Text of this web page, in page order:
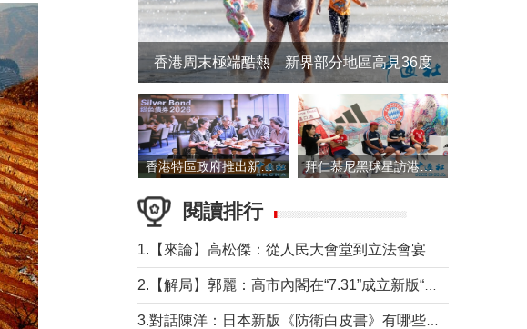
香港周末極端酷熱 新界部分地區高見36度
香港特區政府推出新一批銀色債券 每手1萬元保底息4.25厘 拜仁慕尼黑球星訪港 與球迷近距離互動
閱讀排行